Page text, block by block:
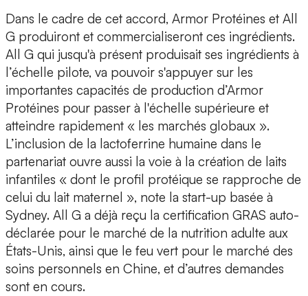
Dans le cadre de cet accord, Armor Protéines et All
G produiront et commercialiseront ces ingrédients.
All G qui jusqu'à présent produisait ses ingrédients à
l’échelle pilote, va pouvoir s'appuyer sur les
importantes capacités de production d’Armor
Protéines pour passer à l'échelle supérieure et
atteindre rapidement « les marchés globaux ».
L’inclusion de la lactoferrine humaine dans le
partenariat ouvre aussi la voie à la création de laits
infantiles « dont le profil protéique se rapproche de
celui du lait maternel », note la start-up basée à
Sydney. All G a déjà reçu la certification GRAS auto-
déclarée pour le marché de la nutrition adulte aux
États-Unis, ainsi que le feu vert pour le marché des
soins personnels en Chine, et d’autres demandes
sont en cours.